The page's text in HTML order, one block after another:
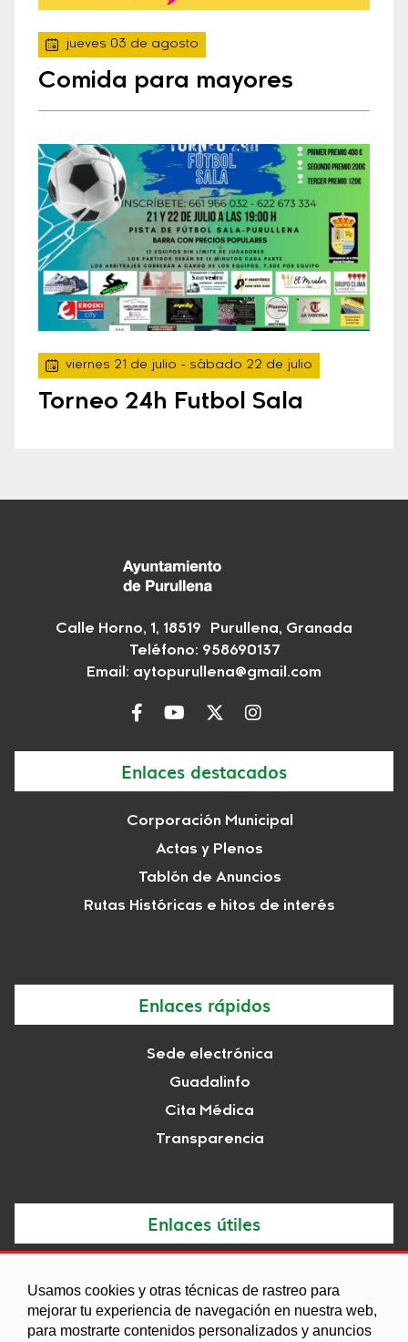
Usamos cookies y otras técnicas de rastreo para
mejorar tu experiencia de navegación en nuestra web,
para mostrarte contenidos personalizados y anuncios
jueves 03 de agosto
Comida para mayores
viernes 21 de julio - sábado 22 de julio
Torneo 24h Futbol Sala
Calle Horno, 1, 18519 Purullena, Granada
Teléfono: 958690137
Email: aytopurullena@gmail.com
Enlaces destacados
Corporación Municipal
Actas y Plenos
Tablón de Anuncios
Rutas Históricas e hitos de interés
Enlaces rápidos
Sede electrónica
Guadalinfo
Cita Médica
Transparencia
Enlaces útiles
Agenda
Ordenanzas